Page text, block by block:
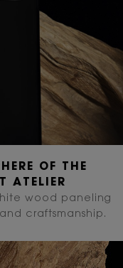
OF THE
ATELIER
wood paneling
craftsmanship.